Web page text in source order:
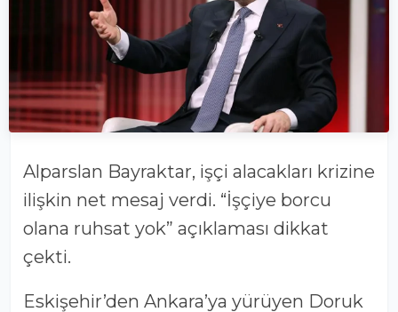
Alparslan Bayraktar, işçi alacakları krizine
ilişkin net mesaj verdi. “İşçiye borcu
olana ruhsat yok” açıklaması dikkat
çekti.
Eskişehir’den Ankara’ya yürüyen Doruk